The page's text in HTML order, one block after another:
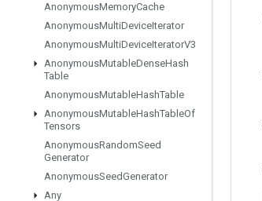
AnonymousMemoryCache
AnonymousMultiDeviceIterator
AnonymousMultiDeviceIteratorV3
AnonymousMutableDenseHash
Table
AnonymousMutableHashTable
AnonymousMutableHashTableOf
Tensors
AnonymousRandomSeed
Generator
AnonymousSeedGenerator
Any